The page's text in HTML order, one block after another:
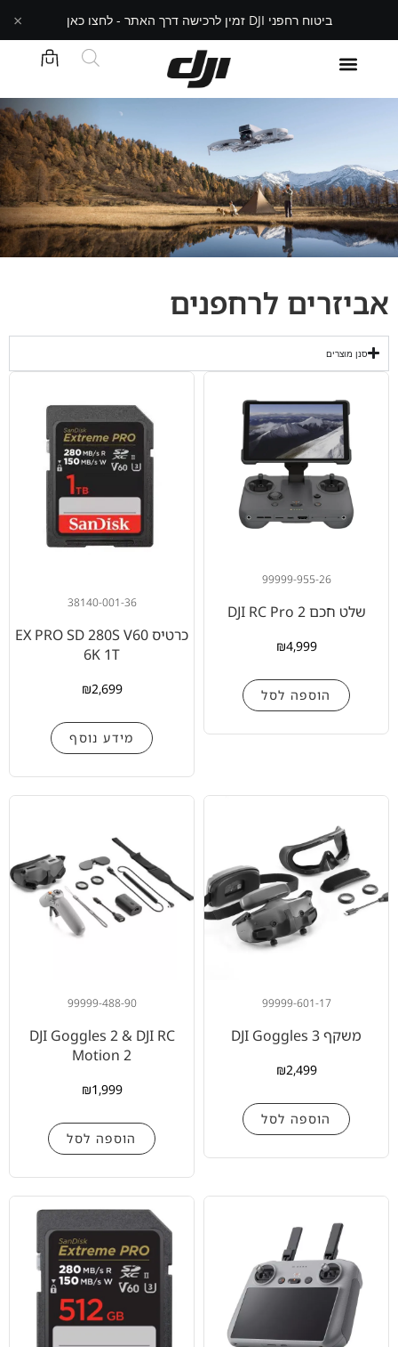
ביטוח רחפני DJI זמין לרכישה דרך האתר - לחצו כאן ×
אביזרים לרחפנים
סנן מוצרים
99999-955-26
שלט חכם DJI RC Pro 2
₪4,999
הוספה לסל
38140-001-36
כרטיס EX PRO SD 280S V60
6K 1T
₪2,699
מידע נוסף
99999-601-17
משקף DJI Goggles 3
₪2,499
הוספה לסל
99999-488-90
DJI Goggles 2 & DJI RC
Motion 2
₪1,999
הוספה לסל